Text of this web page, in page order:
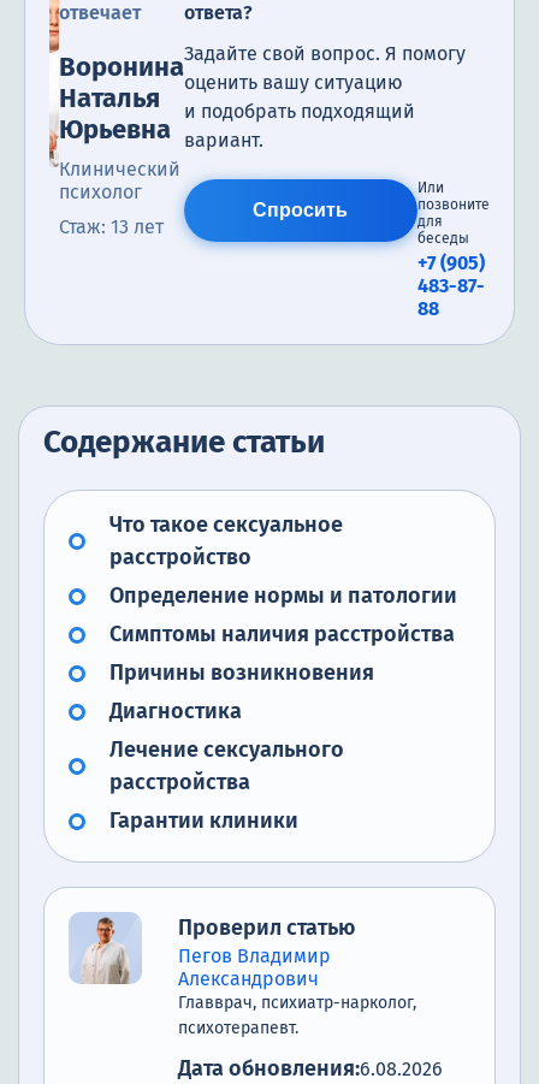
отвечает
Воронина
Наталья
Юрьевна
Клинический
психолог
Стаж: 13 лет
ответа?
Задайте свой вопрос. Я помогу
оценить вашу ситуацию
и подобрать подходящий
вариант.
Спросить
Или
позвоните
для
беседы
+7 (905)
483-87-
88
Содержание статьи
Что такое сексуальное
расстройство
Определение нормы и патологии
Симптомы наличия расстройства
Причины возникновения
Диагностика
Лечение сексуального
расстройства
Гарантии клиники
Проверил статью
Пегов Владимир
Александрович
Главврач, психиатр-нарколог,
психотерапевт.
Дата обновления:6.08.2026